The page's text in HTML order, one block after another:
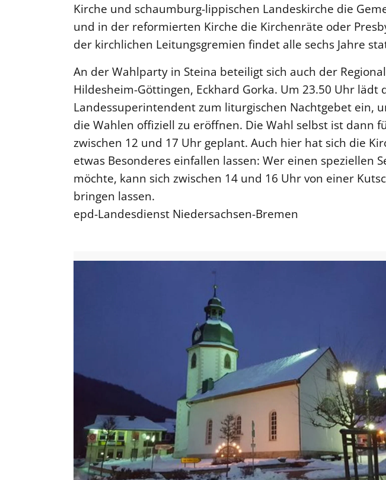
Kirche und schaumburg-lippischen Landeskirche die
und in der reformierten Kirche die Kirchenräte oder
der kirchlichen Leitungsgremien findet alle sechs Jahre
An der Wahlparty in Steina beteiligt sich auch der
Hildesheim-Göttingen, Eckhard Gorka. Um 23.50 Uhr lädt
Landessuperintendent zum liturgischen Nachtgebet ein,
die Wahlen offiziell zu eröffnen. Die Wahl selbst ist dann
zwischen 12 und 17 Uhr geplant. Auch hier hat sich die
etwas Besonderes einfallen lassen: Wer einen speziellen
möchte, kann sich zwischen 14 und 16 Uhr von einer
bringen lassen.
epd-Landesdienst Niedersachsen-Bremen